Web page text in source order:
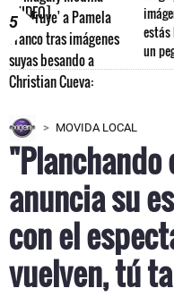
5
estás
un
MOVIDA LOCAL
"Planchando
anuncia su
con el
vuelven, tú